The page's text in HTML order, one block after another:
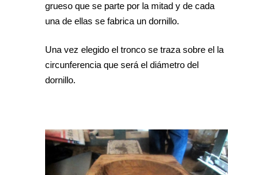
grueso que se parte por la mitad y de cada
una de ellas se fabrica un dornillo.
Una vez elegido el tronco se traza sobre el la
circunferencia que será el diámetro del
dornillo.